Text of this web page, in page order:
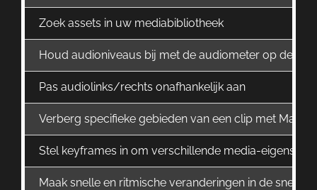
Zoek assets in uw mediabibliotheek
Houd audioniveaus bij met de audiometer op de
Pas audiolinks/rechts onafhankelijk aan
Verberg specifieke gebieden van een clip met
Stel keyframes in om verschillende media-
Maak snelle en ritmische veranderingen in de